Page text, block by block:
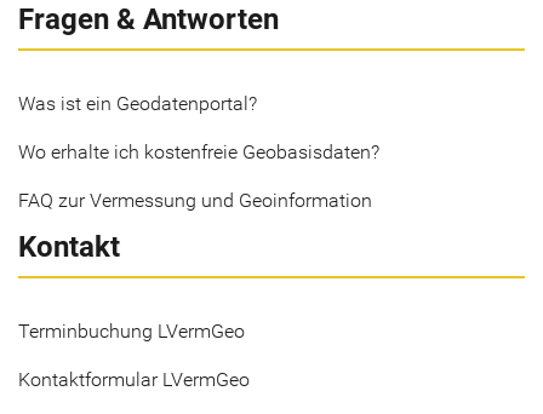
Fragen & Antworten
Was ist ein Geodatenportal?
Wo erhalte ich kostenfreie Geobasisdaten?
FAQ zur Vermessung und Geoinformation
Kontakt
Terminbuchung LVermGeo
Kontaktformular LVermGeo